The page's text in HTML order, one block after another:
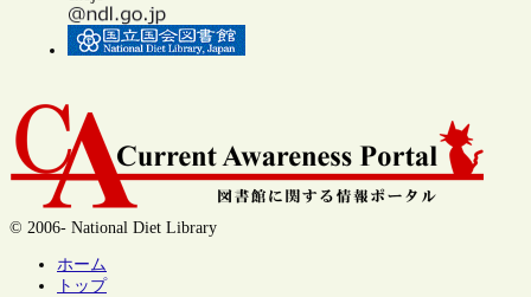
© 2006- National Diet Library
ホーム
トップ